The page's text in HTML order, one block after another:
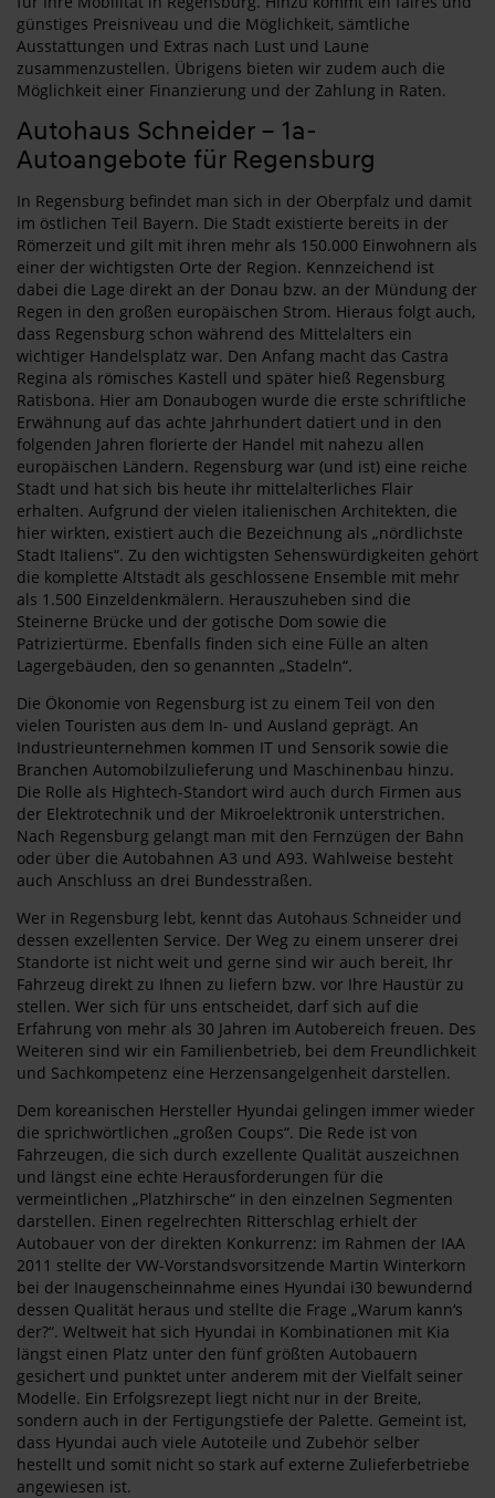
günstiges Preisniveau und die Möglichkeit, sämtliche
Ausstattungen und Extras nach Lust und Laune
zusammenzustellen. Übrigens bieten wir zudem auch die
Möglichkeit einer Finanzierung und der Zahlung in Raten.
Autohaus Schneider – 1a-
Autoangebote für Regensburg
In Regensburg befindet man sich in der Oberpfalz und damit
im östlichen Teil Bayern. Die Stadt existierte bereits in der
Römerzeit und gilt mit ihren mehr als 150.000 Einwohnern als
einer der wichtigsten Orte der Region. Kennzeichend ist
dabei die Lage direkt an der Donau bzw. an der Mündung der
Regen in den großen europäischen Strom. Hieraus folgt auch,
dass Regensburg schon während des Mittelalters ein
wichtiger Handelsplatz war. Den Anfang macht das Castra
Regina als römisches Kastell und später hieß Regensburg
Ratisbona. Hier am Donaubogen wurde die erste schriftliche
Erwähnung auf das achte Jahrhundert datiert und in den
folgenden Jahren florierte der Handel mit nahezu allen
europäischen Ländern. Regensburg war (und ist) eine reiche
Stadt und hat sich bis heute ihr mittelalterliches Flair
erhalten. Aufgrund der vielen italienischen Architekten, die
hier wirkten, existiert auch die Bezeichnung als „nördlichste
Stadt Italiens“. Zu den wichtigsten Sehenswürdigkeiten gehört
die komplette Altstadt als geschlossene Ensemble mit mehr
als 1.500 Einzeldenkmälern. Herauszuheben sind die
Steinerne Brücke und der gotische Dom sowie die
Patriziertürme. Ebenfalls finden sich eine Fülle an alten
Lagergebäuden, den so genannten „Stadeln“.
Die Ökonomie von Regensburg ist zu einem Teil von den
vielen Touristen aus dem In- und Ausland geprägt. An
Industrieunternehmen kommen IT und Sensorik sowie die
Branchen Automobilzulieferung und Maschinenbau hinzu.
Die Rolle als Hightech-Standort wird auch durch Firmen aus
der Elektrotechnik und der Mikroelektronik unterstrichen.
Nach Regensburg gelangt man mit den Fernzügen der Bahn
oder über die Autobahnen A3 und A93. Wahlweise besteht
auch Anschluss an drei Bundesstraßen.
Wer in Regensburg lebt, kennt das Autohaus Schneider und
dessen exzellenten Service. Der Weg zu einem unserer drei
Standorte ist nicht weit und gerne sind wir auch bereit, Ihr
Fahrzeug direkt zu Ihnen zu liefern bzw. vor Ihre Haustür zu
stellen. Wer sich für uns entscheidet, darf sich auf die
Erfahrung von mehr als 30 Jahren im Autobereich freuen. Des
Weiteren sind wir ein Familienbetrieb, bei dem Freundlichkeit
und Sachkompetenz eine Herzensangelgenheit darstellen.
Dem koreanischen Hersteller Hyundai gelingen immer wieder
die sprichwörtlichen „großen Coups“. Die Rede ist von
Fahrzeugen, die sich durch exzellente Qualität auszeichnen
und längst eine echte Herausforderungen für die
vermeintlichen „Platzhirsche“ in den einzelnen Segmenten
darstellen. Einen regelrechten Ritterschlag erhielt der
Autobauer von der direkten Konkurrenz: im Rahmen der IAA
2011 stellte der VW-Vorstandsvorsitzende Martin Winterkorn
bei der Inaugenscheinnahme eines Hyundai i30 bewundernd
dessen Qualität heraus und stellte die Frage „Warum kann‘s
der?“. Weltweit hat sich Hyundai in Kombinationen mit Kia
längst einen Platz unter den fünf größten Autobauern
gesichert und punktet unter anderem mit der Vielfalt seiner
Modelle. Ein Erfolgsrezept liegt nicht nur in der Breite,
sondern auch in der Fertigungstiefe der Palette. Gemeint ist,
dass Hyundai auch viele Autoteile und Zubehör selber
hestellt und somit nicht so stark auf externe Zulieferbetriebe
angewiesen ist.